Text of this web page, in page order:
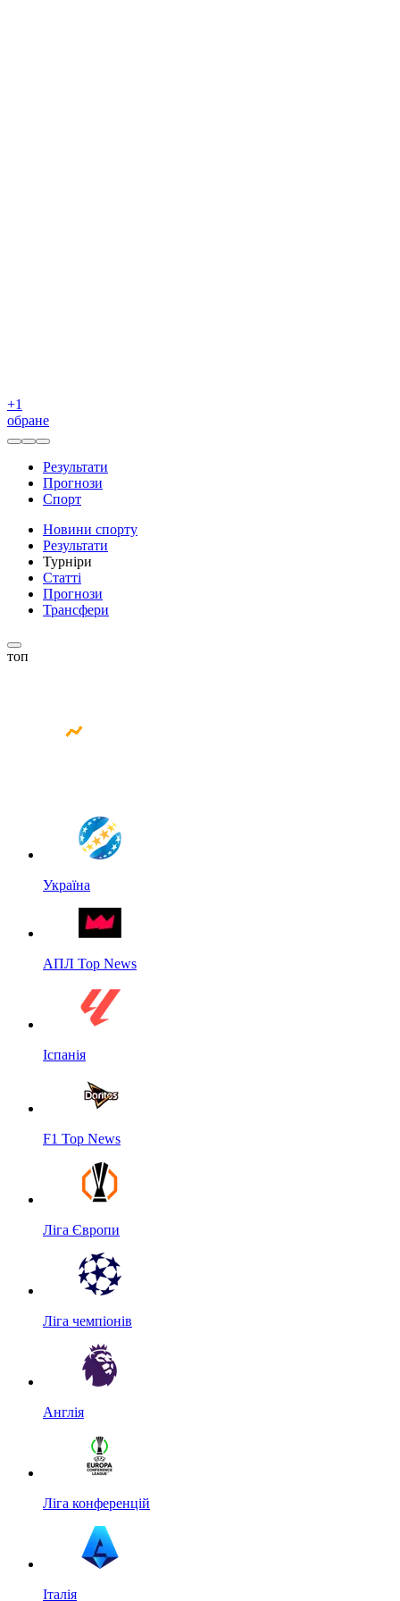
+1
обране
Результати
Прогнози
Спорт
Новини спорту
Результати
Турніри
Статті
Прогнози
Трансфери
топ
Україна
АПЛ Top News
Іспанія
F1 Top News
Ліга Європи
Ліга чемпіонів
Англія
Ліга конференцій
Італія